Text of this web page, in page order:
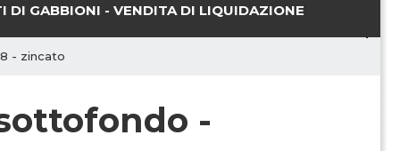
DI GABBIONI - VENDITA DI LIQUIDAZIONE
- zincato
-